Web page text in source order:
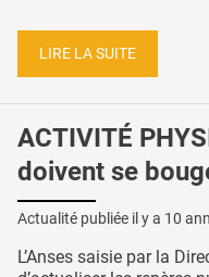
LIRE LA SUITE
ACTIVITÉ
doivent se
Actualité publiée il y a 10
L’Anses saisie par la